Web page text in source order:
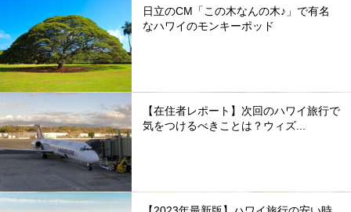
日立のCM「この木なんの木♪」で有名
なハワイのモンキーポッド
【在住者レポート】次回のハワイ旅行で
気をつけるべきことは？ウィズ...